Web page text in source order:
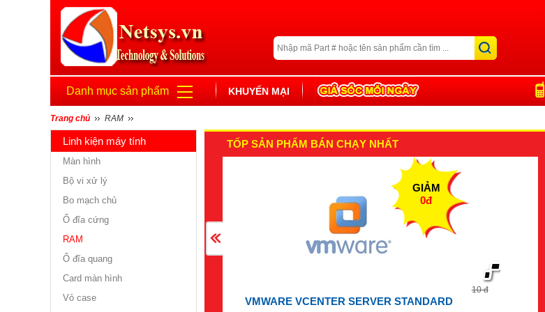
Danh mục sản phẩm KHUYẾN MẠI
Trang chủ RAM
Linh kiện máy tính
Màn hình
Bộ vi xử lý
Bo mạch chủ
Ổ đĩa cứng
RAM
Ổ đĩa quang
Card màn hình
Vỏ case
TỐP SẢN PHẨM BÁN CHẠY NHẤT
VMWARE VCENTER SERVER STANDARD
10 đ
GIẢM
0đ